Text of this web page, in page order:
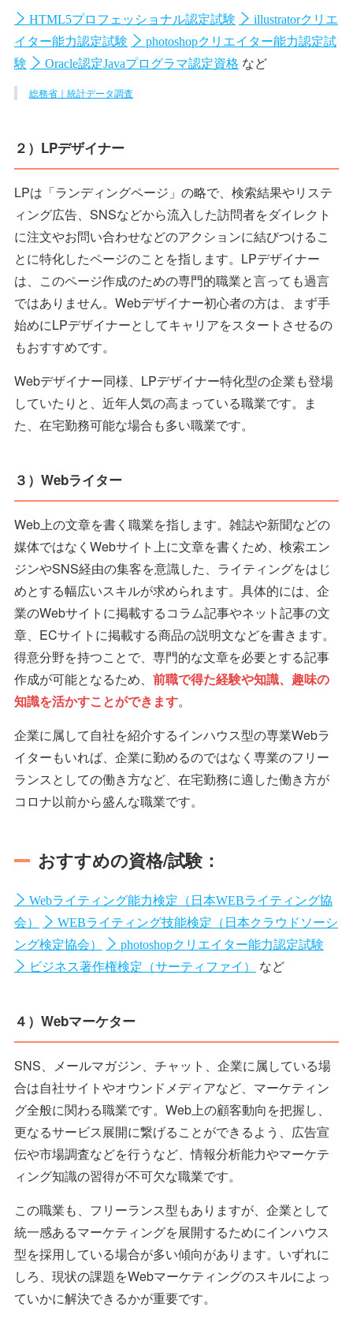
HTML5プロフェッショナル認定試験
illustratorクリエ
イター能力認定試験
photoshopクリエイター能力認定試
験
Oracle認定Javaプログラマ認定資格 など
総務省｜統計データ調査
２）LPデザイナー
LPは「ランディングページ」の略で、検索結果やリステ
ィング広告、SNSなどから流入した訪問者をダイレクト
に注文やお問い合わせなどのアクションに結びつけるこ
とに特化したページのことを指します。LPデザイナー
は、このページ作成のための専門的職業と言っても過言
ではありません。Webデザイナー初心者の方は、まず手
始めにLPデザイナーとしてキャリアをスタートさせるの
もおすすめです。
Webデザイナー同様、LPデザイナー特化型の企業も登場
していたりと、近年人気の高まっている職業です。ま
た、在宅勤務可能な場合も多い職業です。
３）Webライター
Web上の文章を書く職業を指します。雑誌や新聞などの
媒体ではなくWebサイト上に文章を書くため、検索エン
ジンやSNS経由の集客を意識した、ライティングをはじ
めとする幅広いスキルが求められます。具体的には、企
業のWebサイトに掲載するコラム記事やネット記事の文
章、ECサイトに掲載する商品の説明文などを書きます。
得意分野を持つことで、専門的な文章を必要とする記事
作成が可能となるため、 前職で得た経験や知識、趣味の
知識を活かすことができます。
企業に属して自社を紹介するインハウス型の専業Webラ
イターもいれば、企業に勤めるのではなく専業のフリー
ランスとしての働き方など、在宅勤務に適した働き方が
コロナ以前から盛んな職業です。
おすすめの資格/試験：
Webライティング能力検定（日本WEBライティング協
会）
WEBライティング技能検定（日本クラウドソーシ
ング検定協会）
photoshopクリエイター能力認定試験
ビジネス著作権検定（サーティファイ）
など
４）Webマーケター
SNS、メールマガジン、チャット、企業に属している場
合は自社サイトやオウンドメディアなど、マーケティン
グ全般に関わる職業です。Web上の顧客動向を把握し、
更なるサービス展開に繋げることができるよう、広告宣
伝や市場調査などを行うなど、情報分析能力やマーケテ
ィング知識の習得が不可欠な職業です。
この職業も、フリーランス型もありますが、企業として
統一感あるマーケティングを展開するためにインハウス
型を採用している場合が多い傾向があります。いずれに
しろ、現状の課題をWebマーケティングのスキルによっ
ていかに解決できるかが重要です。